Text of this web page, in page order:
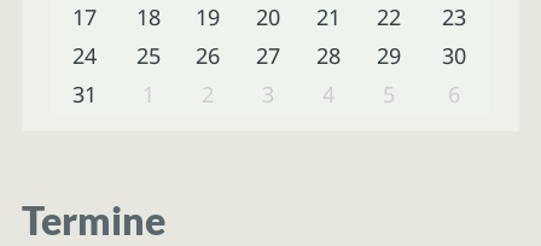
17
18 19 20 21 22
23
24
25 26 27 28 29
30
31
1 2 3 4 5 6
Termine